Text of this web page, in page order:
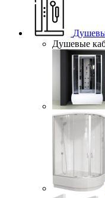
Душевые